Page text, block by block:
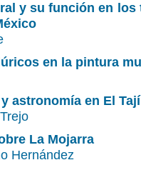
y su función en los
en la pintura
astronomía en El
La Mojarra
Hernández